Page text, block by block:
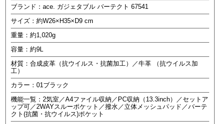
ブランド：ace. ガジェタブル バーテクト 67541
サイズ：約W26×H35×D9 cm
重量：約1,020g
容量：約9L
材質：合成皮革（抗ウイルス・抗菌加工）／牛革 （抗ウイルス加
工）
カラー：01ブラック
機能一覧：2気室／A4ファイル収納／PC収納（13.3inch）／セットア
ップ可／2WAYスルーポケット／撥水／立体メッシュパッド／バーテ
クト(抗菌・抗ウイルス)ポケット